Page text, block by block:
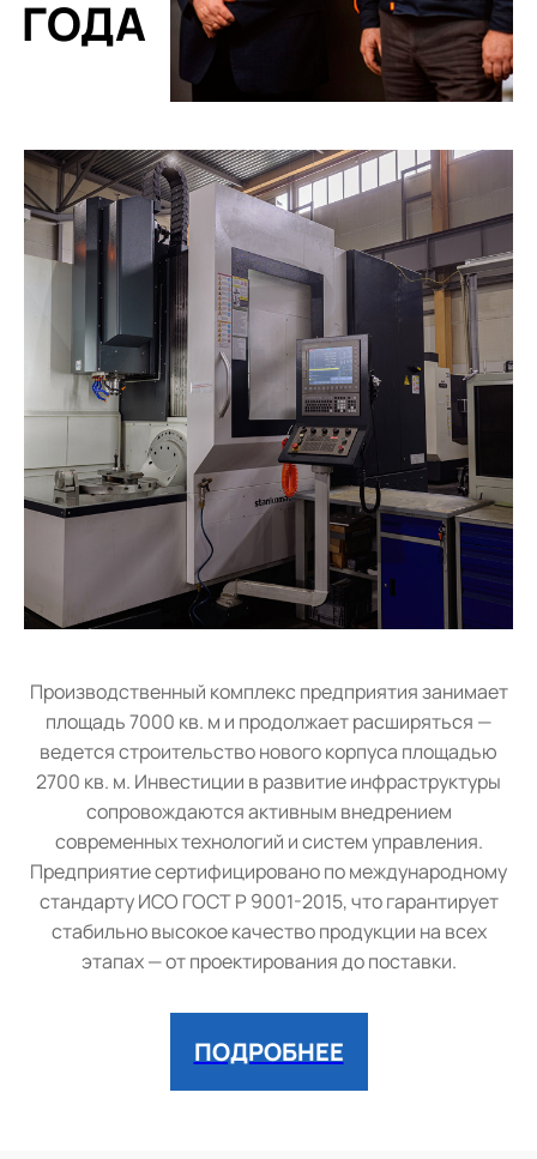
ГОДА
Производственный комплекс предприятия занимает
площадь 7000 кв. м и продолжает расширяться —
ведется строительство нового корпуса площадью
2700 кв. м. Инвестиции в развитие инфраструктуры
сопровождаются активным внедрением
современных технологий и систем управления.
Предприятие сертифицировано по международному
стандарту ИСО ГОСТ Р 9001-2015, что гарантирует
стабильно высокое качество продукции на всех
этапах — от проектирования до поставки.
ПОДРОБНЕЕ